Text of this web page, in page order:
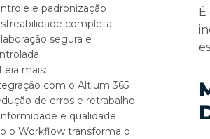
e padronização
completa
segura e
Leia mais:
com o Altium 365
de erros e retrabalho
e qualidade
o Workflow transforma o